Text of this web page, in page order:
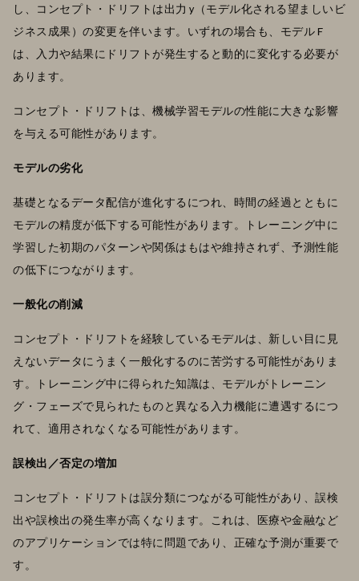
し、コンセプト・ドリフトは出力 y（モデル化される望ましいビ
ジネス成果）の変更を伴います。いずれの場合も、モデル F
は、入力や結果にドリフトが発生すると動的に変化する必要が
あります。
コンセプト・ドリフトは、機械学習モデルの性能に大きな影響
を与える可能性があります。
モデルの劣化
基礎となるデータ配信が進化するにつれ、時間の経過とともに
モデルの精度が低下する可能性があります。トレーニング中に
学習した初期のパターンや関係はもはや維持されず、予測性能
の低下につながります。
一般化の削減
コンセプト・ドリフトを経験しているモデルは、新しい目に見
えないデータにうまく一般化するのに苦労する可能性がありま
す。トレーニング中に得られた知識は、モデルがトレーニン
グ・フェーズで見られたものと異なる入力機能に遭遇するにつ
れて、適用されなくなる可能性があります。
誤検出／否定の増加
コンセプト・ドリフトは誤分類につながる可能性があり、誤検
出や誤検出の発生率が高くなります。これは、医療や金融など
のアプリケーションでは特に問題であり、正確な予測が重要で
す。